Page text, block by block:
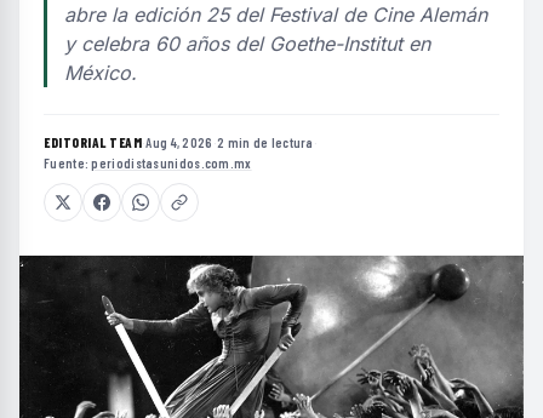
abre la edición 25 del Festival de Cine Alemán
y celebra 60 años del Goethe-Institut en
México.
EDITORIAL TEAM·Aug 4, 2026 ·2 min de lectura ·
Fuente:periodistasunidos.com.mx